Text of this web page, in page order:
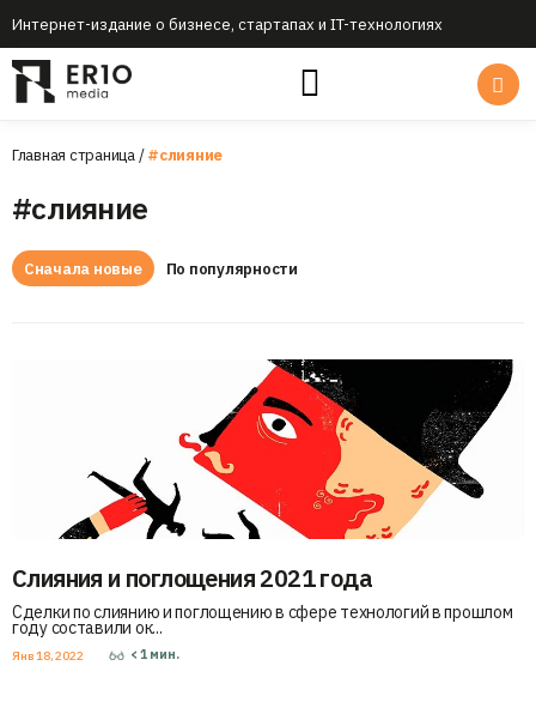
Интернет-издание о бизнесе, стартапах и IT-технологиях
Главная страница/#слияние
#слияние
Сначала новые По популярности
Слияния и поглощения 2021 года
Сделки по слиянию и поглощению в сфере технологий в прошлом
году составили ок...
Янв 18, 2022 < 1 мин.